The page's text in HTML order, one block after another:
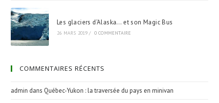
Les glaciers d’Alaska… et son Magic Bus
26 MARS 2019 / 0 COMMENTAIRE
COMMENTAIRES RÉCENTS
admin dans Québec-Yukon : la traversée du pays en minivan